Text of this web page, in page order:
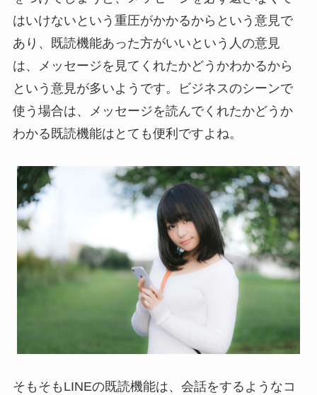
はいけないという重圧がかかるからという意見で
あり、既読機能あった方がいいという人の意見
は、メッセージを見てくれたかどうかわかるから
という意見が多いようです。ビジネスのシーンで
使う場合は、メッセージを読んでくれたかどうか
わかる既読機能はとても便利ですよね。
そもそもLINEの既読機能は、会話をするようなコ